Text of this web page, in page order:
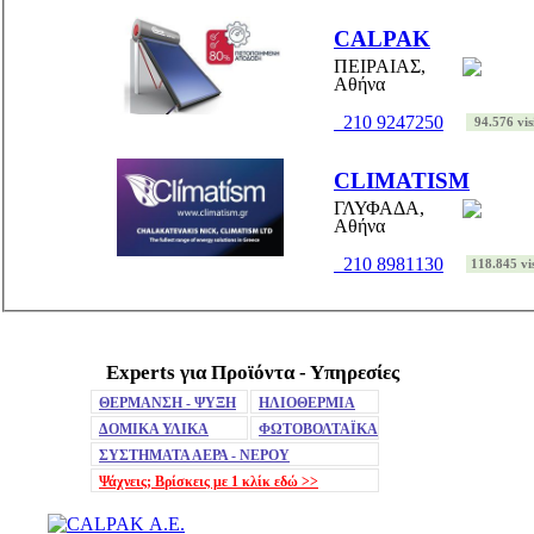
CALPAK
ΠΕΙΡΑΙΑΣ,
Αθήνα
210 9247250
94.576
CLIMATISM
ΓΛΥΦΑΔΑ,
Αθήνα
210 8981130
118.845
MuteExperts για Προϊόντα - Υπηρεσίες
ΘΕΡΜΑΝΣΗ - ΨΥΞΗ
ΗΛΙΟΘΕΡΜΙΑ
ΔΟΜΙΚΑ ΥΛΙΚΑ
ΦΩΤΟΒΟΛΤΑΪΚΑ
ΣΥΣΤΗΜΑΤΑ ΑΕΡΑ - ΝΕΡΟΥ
Ψάχνεις; Βρίσκεις με 1 κλίκ εδώ >>